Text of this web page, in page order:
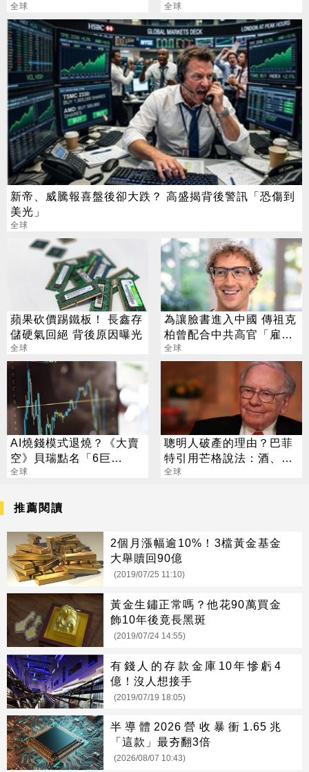
會絆2次
全球
拿槍指著頭
全球
新帝、威騰報喜盤後卻大跌？ 高盛揭背後警訊「恐傷到
美光」
全球
蘋果砍價踢鐵板！ 長鑫存
儲硬氣回絕 背後原因曝光
全球
為讓臉書進入中國 傳祖克
柏曾配合中共高官「雇
300人審查異見」
全球
AI燒錢模式退燒？《大賣
空》貝瑞點名「6巨
頭」：市場已經投票
全球
聰明人破產的理由？巴菲
特引用芒格說法：酒、女
人及槓桿
全球
推薦閱讀
2個月漲幅逾10%！3檔黃金基金
大舉贖回90億
(2019/07/25 11:10)
黃金生鏽正常嗎？他花90萬買金
飾10年後竟長黑斑
(2019/07/24 14:55)
有錢人的存款金庫10年慘虧4
億！沒人想接手
(2019/07/19 18:05)
半導體2026營收暴衝1.65兆
「這款」最夯翻3倍
(2026/08/07 10:43)